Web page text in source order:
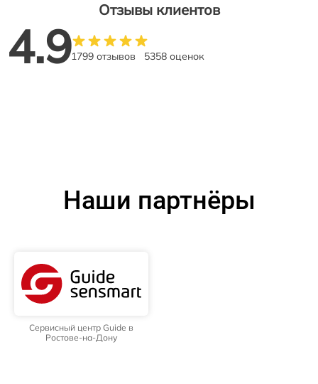
Отзывы клиентов
4.91799 отзывов 5358 оценок
Наши партнёры
Сервисный центр Guide в
Ростове-на-Дону